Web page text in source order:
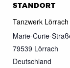
STANDORT
Tanzwerk Lörrach
Marie-Curie-
79539 Lörrach
Deutschland